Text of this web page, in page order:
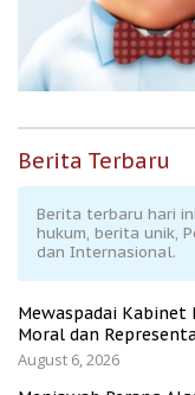
Berita Terbaru
Berita terbaru hari
hukum, berita unik,
dan Internasional.
Mewaspadai Kabinet
Moral dan
August 6, 2026